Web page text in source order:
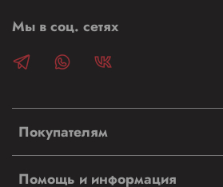
Покупателям
Помощь и информация
Мы в соц. сетях